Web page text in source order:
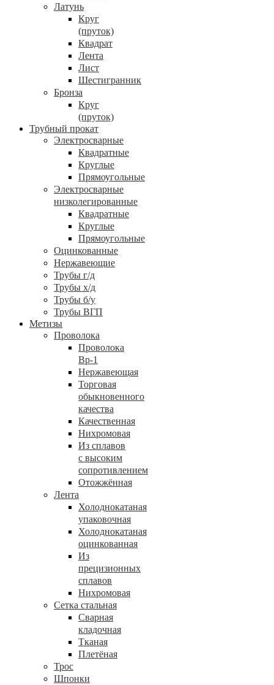
Латунь
Круг
(пруток)
Квадрат
Лента
Лист
Шестигранник
Бронза
Круг
(пруток)
Трубный прокат
Электросварные
Квадратные
Круглые
Прямоугольные
Электросварные
низколегированные
Квадратные
Круглые
Прямоугольные
Оцинкованные
Нержавеющие
Трубы г/д
Трубы х/д
Трубы б/у
Трубы ВГП
Метизы
Проволока
Проволока
Вр-1
Нержавеющая
Торговая
обыкновенного
качества
Качественная
Нихромовая
Из сплавов
с высоким
сопротивлением
Отожжённая
Лента
Холоднокатаная
упаковочная
Холоднокатаная
оцинкованная
Из
прецизионных
сплавов
Нихромовая
Сетка стальная
Сварная
кладочная
Тканая
Плетёная
Трос
Шпонки